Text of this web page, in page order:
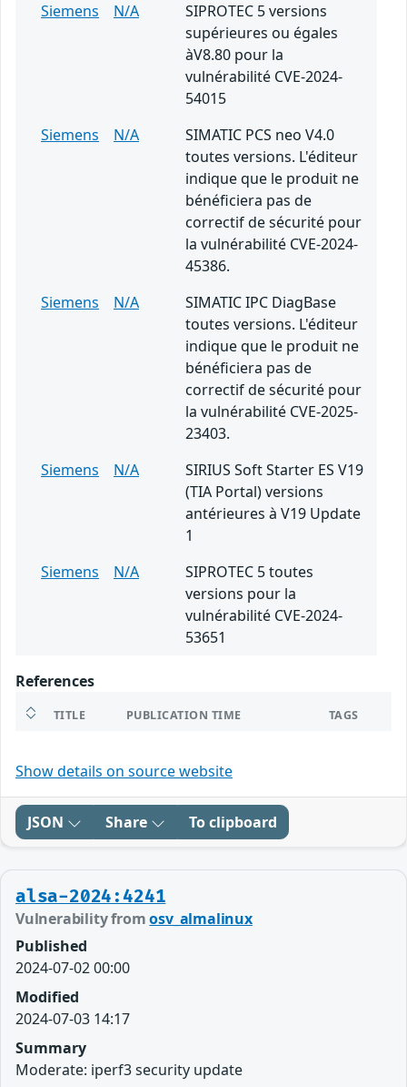
Siemens
N/A
SIPROTEC 5 versions
supérieures ou égales
àV8.80 pour la
vulnérabilité CVE-2024-
54015
Siemens
N/A
SIMATIC PCS neo V4.0
toutes versions. L'éditeur
indique que le produit ne
bénéficiera pas de
correctif de sécurité pour
la vulnérabilité CVE-2024-
45386.
Siemens
N/A
SIMATIC IPC DiagBase
toutes versions. L'éditeur
indique que le produit ne
bénéficiera pas de
correctif de sécurité pour
la vulnérabilité CVE-2025-
23403.
Siemens
N/A
SIRIUS Soft Starter ES V19
(TIA Portal) versions
antérieures à V19 Update
1
Siemens
N/A
SIPROTEC 5 toutes
versions pour la
vulnérabilité CVE-2024-
53651
References
TITLE PUBLICATION TIME TAGS
Show details on source website
JSON Share To clipboard
alsa-2024:4241
Vulnerability fromosv_almalinux
Published
2024-07-02 00:00
Modified
2024-07-03 14:17
Summary
Moderate: iperf3 security update